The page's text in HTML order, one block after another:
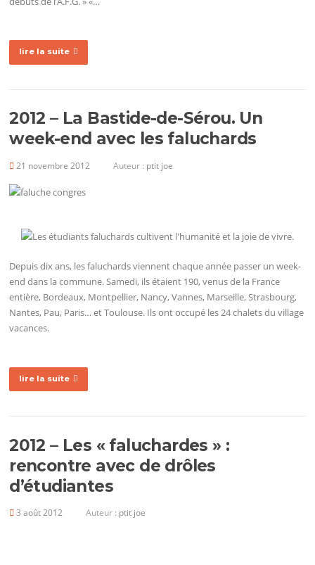
lire la suite
2012 – La Bastide-de-Sérou. Un
week-end avec les faluchards
21 novembre 2012 Auteur : ptit joe
Depuis dix ans, les faluchards viennent chaque année passer un week-
end dans la commune. Samedi, ils étaient 190, venus de la France
entière, Bordeaux, Montpellier, Nancy, Vannes, Marseille, Strasbourg,
Nantes, Pau, Paris… et Toulouse. Ils ont occupé les 24 chalets du village
vacances.
lire la suite
2012 – Les « faluchardes » :
rencontre avec de drôles
d’étudiantes
3 août 2012 Auteur : ptit joe